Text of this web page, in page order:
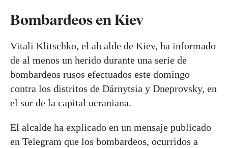
Bombardeos en Kiev
Vitali Klitschko, el alcalde de Kiev, ha informado
de al menos un herido durante una serie de
bombardeos rusos efectuados este domingo
contra los distritos de Dárnytsia y Dneprovsky, en
el sur de la capital ucraniana.
El alcalde ha explicado en un mensaje publicado
en Telegram que los bombardeos, ocurridos a